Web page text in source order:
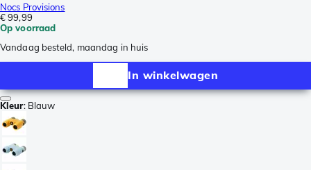
Nocs Provisions
€ 99,99
Op voorraad
Vandaag besteld, maandag in huis
In winkelwagen
Kleur: Blauw